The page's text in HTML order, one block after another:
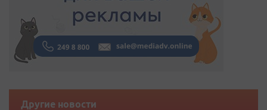
Другие новости